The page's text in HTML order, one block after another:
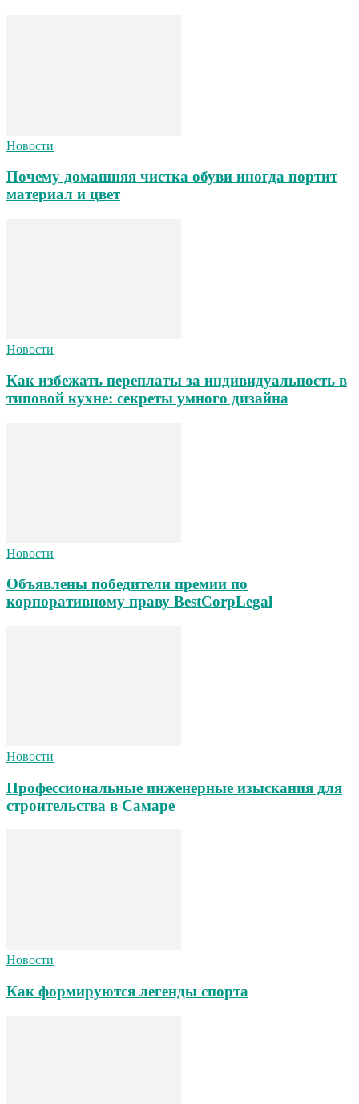
Новости
Почему домашняя чистка обуви иногда портит
материал и цвет
Новости
Как избежать переплаты за индивидуальность в
типовой кухне: секреты умного дизайна
Новости
Объявлены победители премии по
корпоративному праву BestCorpLegal
Новости
Профессиональные инженерные изыскания для
строительства в Самаре
Новости
Как формируются легенды спорта